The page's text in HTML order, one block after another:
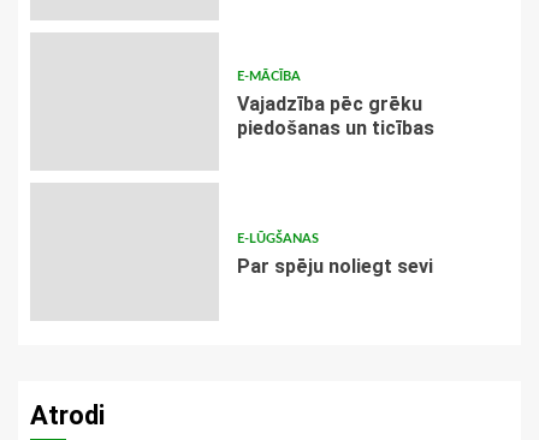
E-MĀCĪBA
Vajadzība pēc grēku
piedošanas un ticības
E-LŪGŠANAS
Par spēju noliegt sevi
Atrodi